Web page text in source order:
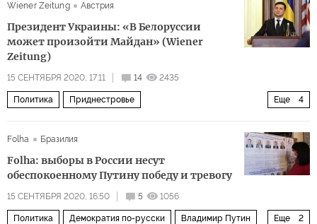
Wiener Zeitung Австрия
Президент Украины: «В Белоруссии
может произойти Майдан» (Wiener
Zeitung)
15 СЕНТЯБРЯ 2020, 17:11 14 2435
Еще 4
Политика Приднестровье
Себастьян Курц
Folha Бразилия
Folha: выборы в России несут
обеспокоенному Путину победу и тревогу
15 СЕНТЯБРЯ 2020, 16:50 5 1056
Еще 2
Политика Демократия по-русски Владимир Путин